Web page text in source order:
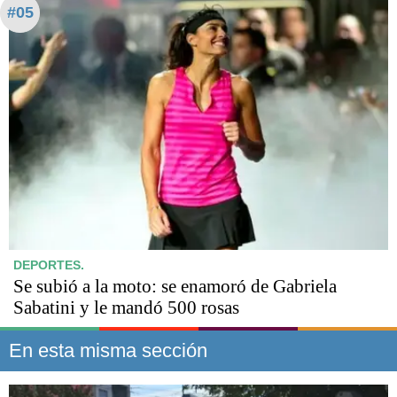
#05
DEPORTES.
Se subió a la moto: se enamoró de Gabriela
Sabatini y le mandó 500 rosas
En esta misma sección